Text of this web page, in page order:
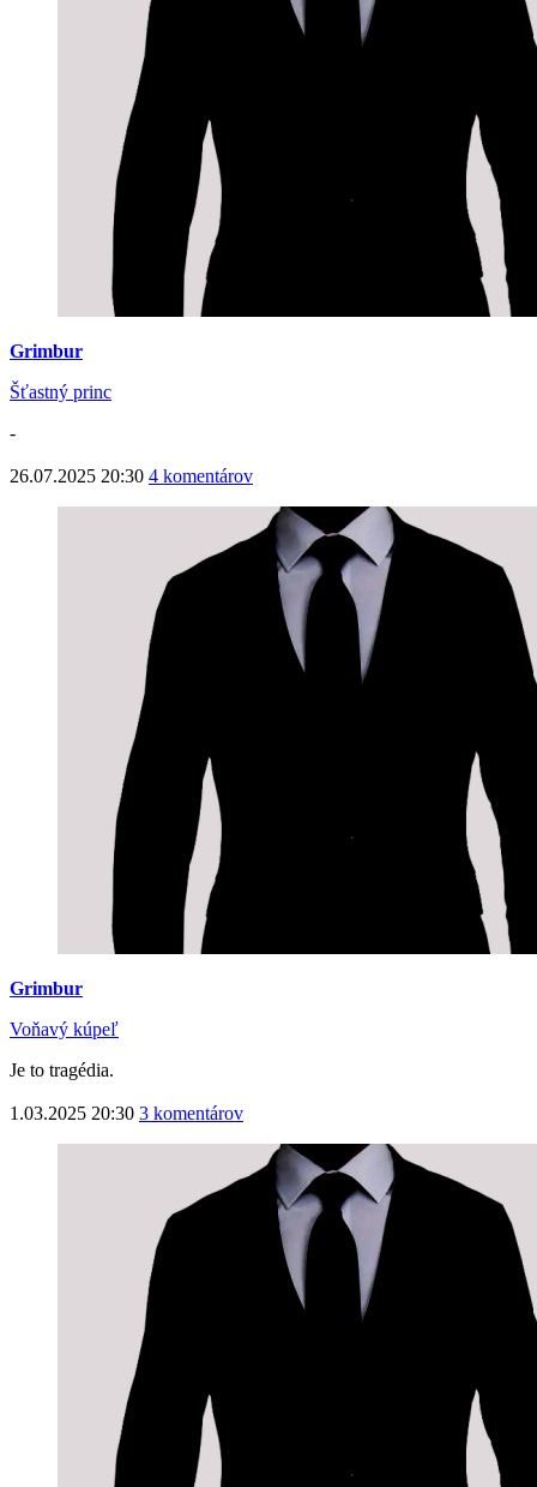
Grimbur
Šťastný princ
-
26.07.2025 20:30 4 komentárov
Grimbur
Voňavý kúpeľ
Je to tragédia.
1.03.2025 20:30 3 komentárov